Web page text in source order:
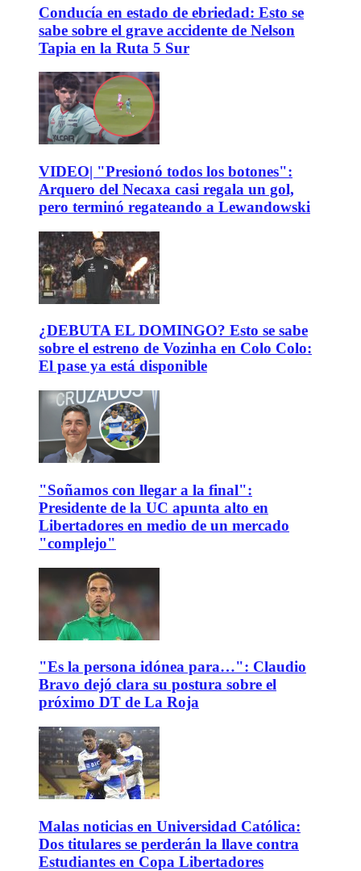
Conducía en estado de ebriedad: Esto se
sabe sobre el grave accidente de Nelson
Tapia en la Ruta 5 Sur
VIDEO| "Presionó todos los botones":
Arquero del Necaxa casi regala un gol,
pero terminó regateando a Lewandowski
¿DEBUTA EL DOMINGO? Esto se sabe
sobre el estreno de Vozinha en Colo Colo:
El pase ya está disponible
"Soñamos con llegar a la final":
Presidente de la UC apunta alto en
Libertadores en medio de un mercado
"complejo"
"Es la persona idónea para…": Claudio
Bravo dejó clara su postura sobre el
próximo DT de La Roja
Malas noticias en Universidad Católica:
Dos titulares se perderán la llave contra
Estudiantes en Copa Libertadores